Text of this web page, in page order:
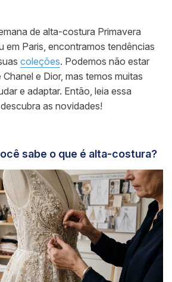
de alta-costura Primavera
em Paris, encontramos tendências
coleções. Podemos não estar
e Dior, mas temos muitas
e adaptar. Então, leia essa
as novidades!
sabe o que é alta-costura?